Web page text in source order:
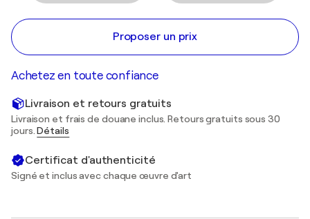
Proposer un prix
Achetez en toute confiance
Livraison et retours gratuits
Livraison et frais de douane inclus. Retours gratuits sous 30
jours.Détails
Certificat d'authenticité
Signé et inclus avec chaque œuvre d'art